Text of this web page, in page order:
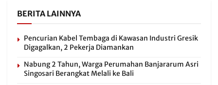
BERITA LAINNYA
Pencurian Kabel Tembaga di Kawasan Industri Gresik
Digagalkan, 2 Pekerja Diamankan
Nabung 2 Tahun, Warga Perumahan Banjararum Asri
Singosari Berangkat Melali ke Bali